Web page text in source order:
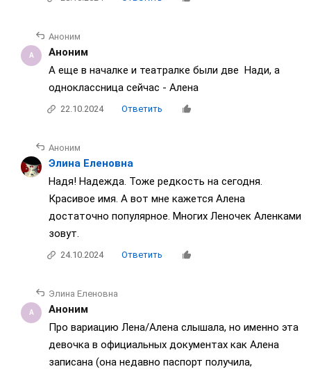
Аноним
Аноним
А еще в началке и театралке были две Нади, а
одноклассница сейчас - Алена
22.10.2024 Ответить
Аноним
Элина Еленовна
Надя! Надежда. Тоже редкость на сегодня.
Красивое имя. А вот мне кажется Алена
достаточно популярное. Многих Леночек Аленками
зовут.
24.10.2024 Ответить
Элина Еленовна
Аноним
Про вариацию Лена/Алена слышала, но именно эта
девочка в официальных документах как Алена
записана (она недавно паспорт получила,